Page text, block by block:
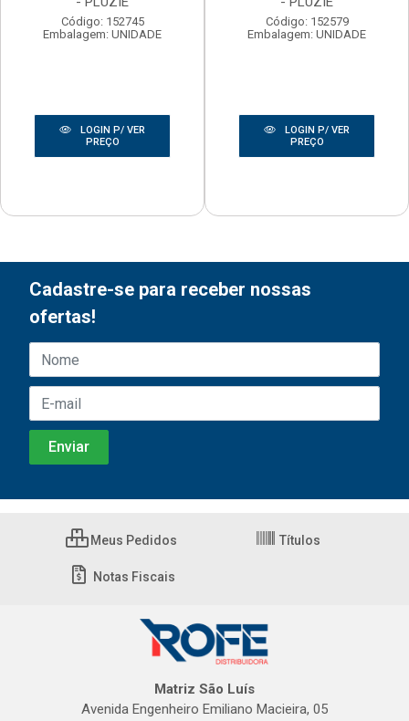
Código: 152745
Embalagem: UNIDADE
LOGIN P/ VER
PREÇO
Código: 152579
Embalagem: UNIDADE
LOGIN P/ VER
PREÇO
Cadastre-se para receber nossas
ofertas!
Meus Pedidos Títulos
Notas Fiscais
Matriz São Luís
Avenida Engenheiro Emiliano Macieira, 05